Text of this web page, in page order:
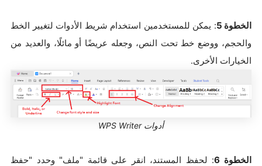
الخطوة 5
: يمكن للمستخدمين استخدام شريط الأدوات لتغيير الخط
والحجم، ووضع خط تحت النص، وجعله عريضًا أو مائلًا، والعديد من
الخيارات الأخرى.
أدوات WPS Writer
الخطوة 6
: لحفظ المستند، انقر على قائمة "ملف" وحدد "حفظ